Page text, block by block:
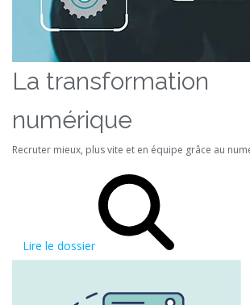
La transformation
numérique
Recruter mieux, plus vite et en équipe grâce au
Lire le dossier